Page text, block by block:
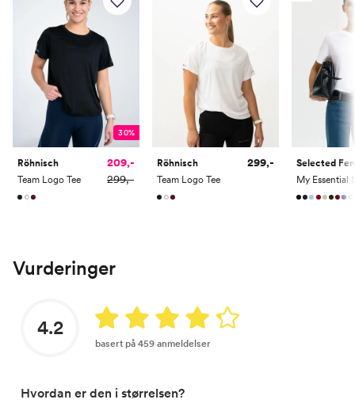
30%
Röhnisch
Team Logo Tee
209,-
299,-
Röhnisch
Team Logo Tee
299,- Selected
Vurderinger
4.2
basert på 459 anmeldelser
Hvordan er den i størrelsen?